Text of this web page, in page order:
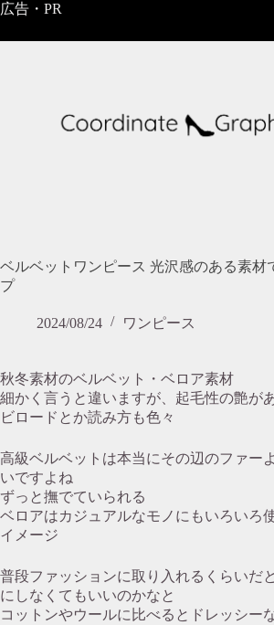
コ
テ
広告・PR
ベルベットワンピース 光沢感のある素材
プ
2024/08/24 ワンピース
秋冬素材のベルベット・ベロア素材
細かく言うと違いますが、起毛性の艶が
ビロードとか読み方も色々
高級ベルベットは本当にその辺のファー
いですよね
ずっと撫でていられる
ベロアはカジュアルなモノにもいろいろ
イメージ
普段ファッションに取り入れるくらいだ
にしなくてもいいのかなと
コットンやウールに比べるとドレッシー